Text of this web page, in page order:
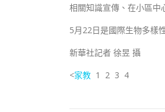
相關知識宣傳、在小區中
5月22日是國際生物多樣
新華社記者 徐昱 攝
<家教 1 2 3 4